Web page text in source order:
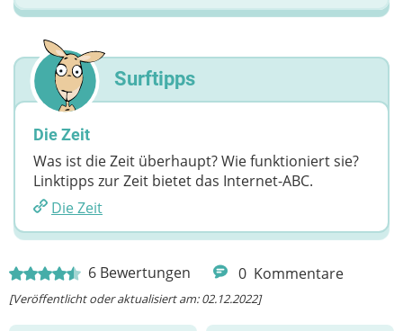
6 Bewertungen 0 Kommentare
[Veröffentlicht oder aktualisiert am: 02.12.2022]
Deine Nachricht
Surftipps
Die Zeit
Was ist die Zeit überhaupt? Wie funktioniert sie?
Linktipps zur Zeit bietet das Internet-ABC.
Die Zeit